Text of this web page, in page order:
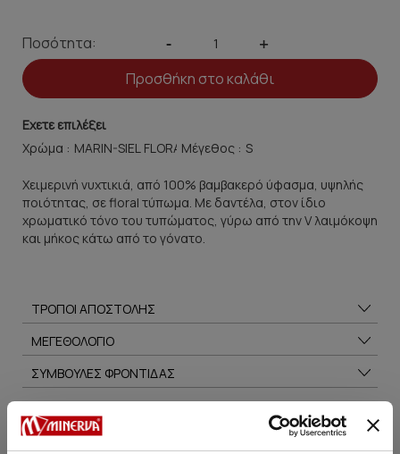
Ποσότητα: - +
Προσθήκη στο καλάθι
Εχετε επιλέξει
Χρώμα :
Μέγεθος :
Χειμερινή νυχτικιά, από 100% βαμβακερό ύφασμα, υψηλής
ποιότητας, σε floral τύπωμα. Με δαντέλα, στον ίδιο
χρωματικό τόνο του τυπώματος, γύρω από την V λαιμόκοψη
και μήκος κάτω από το γόνατο.
ΤΡΟΠΟΙ ΑΠΟΣΤΟΛΗΣ
ΜΕΓΕΘΟΛΟΓΙΟ
ΣΥΜΒΟΥΛΕΣ ΦΡΟΝΤΙΔΑΣ